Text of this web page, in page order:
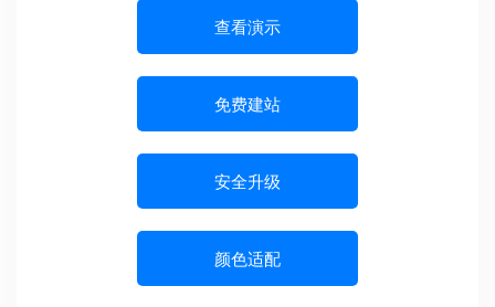
查看演示
免费建站
安全升级
颜色适配